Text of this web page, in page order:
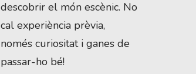
descobrir el món escènic. No
cal experiència prèvia,
només curiositat i ganes de
passar-ho bé!